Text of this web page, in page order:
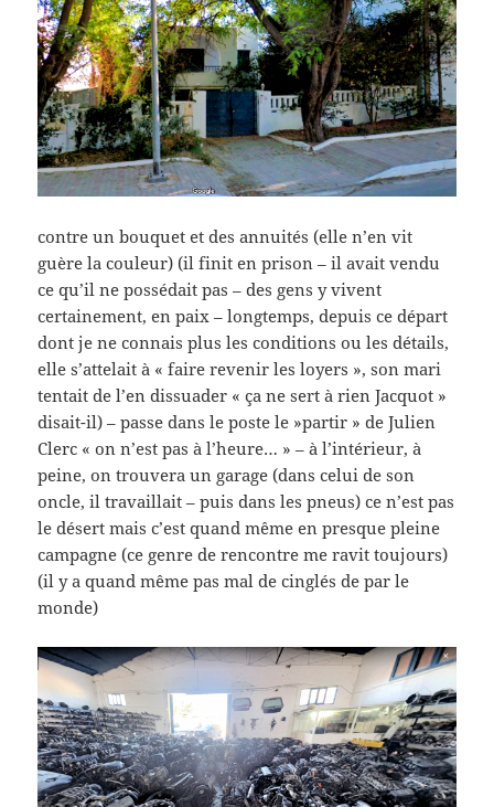
contre un bouquet et des annuités (elle n’en vit
guère la couleur) (il finit en prison – il avait vendu
ce qu’il ne possédait pas – des gens y vivent
certainement, en paix – longtemps, depuis ce départ
dont je ne connais plus les conditions ou les détails,
elle s’attelait à « faire revenir les loyers », son mari
tentait de l’en dissuader « ça ne sert à rien Jacquot »
disait-il) – passe dans le poste le »partir » de Julien
Clerc « on n’est pas à l’heure… » – à l’intérieur, à
peine, on trouvera un garage (dans celui de son
oncle, il travaillait – puis dans les pneus) ce n’est pas
le désert mais c’est quand même en presque pleine
campagne (ce genre de rencontre me ravit toujours)
(il y a quand même pas mal de cinglés de par le
monde)